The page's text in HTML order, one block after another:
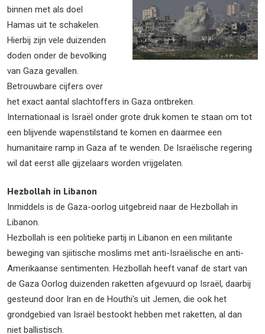
binnen met als doel
Hamas uit te schakelen.
Hierbij zijn vele duizenden
doden onder de bevolking
van Gaza gevallen.
Betrouwbare cijfers over
het exact aantal slachtoffers in Gaza ontbreken.
Internationaal is Israël onder grote druk komen te staan om tot
een blijvende wapenstilstand te komen en daarmee een
humanitaire ramp in Gaza af te wenden. De Israëlische regering
wil dat eerst alle gijzelaars worden vrijgelaten.
Hezbollah in Libanon
Inmiddels is de Gaza-oorlog uitgebreid naar de Hezbollah in
Libanon.
Hezbollah is een politieke partij in Libanon en een militante
beweging van sjiitische moslims met anti-Israëlische en anti-
Amerikaanse sentimenten. Hezbollah heeft vanaf de start van
de Gaza Oorlog duizenden raketten afgevuurd op Israël, daarbij
gesteund door Iran en de Houthi's uit Jemen, die ook het
grondgebied van Israël bestookt hebben met raketten, al dan
niet ballistisch.